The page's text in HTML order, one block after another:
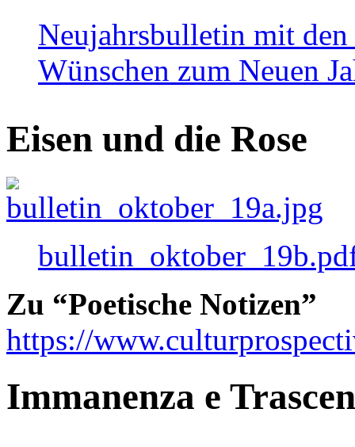
Neujahrsbulletin mit den
Wünschen zum Neuen
Eisen und die Rose
Zu “Poetische Notizen”
https://
Immanenza e